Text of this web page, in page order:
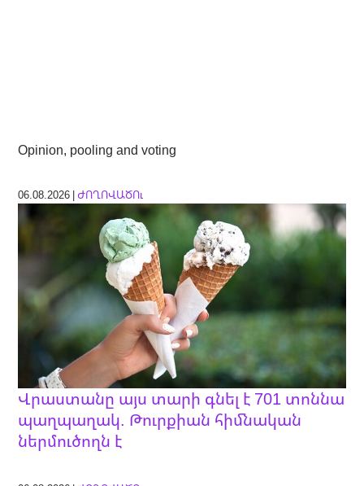
Opinion, pooling and voting
06.08.2026 |ԺՈՂՈՎԱԾՈւ
Վրաստանը այս տարի գնել է 701 տոննա
պաղպաղակ. Թուրքիան հիմնական
ներմուծողն է